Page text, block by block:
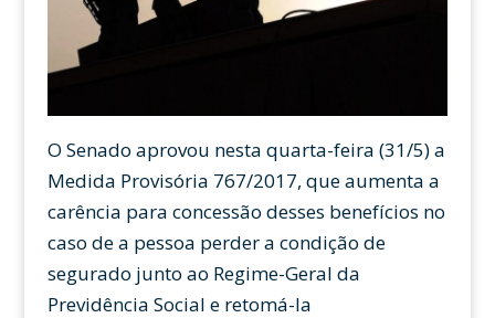
O Senado aprovou nesta quarta-feira (31/5) a
Medida Provisória 767/2017, que aumenta a
carência para concessão desses benefícios no
caso de a pessoa perder a condição de
segurado junto ao Regime-Geral da
Previdência Social e retomá-la